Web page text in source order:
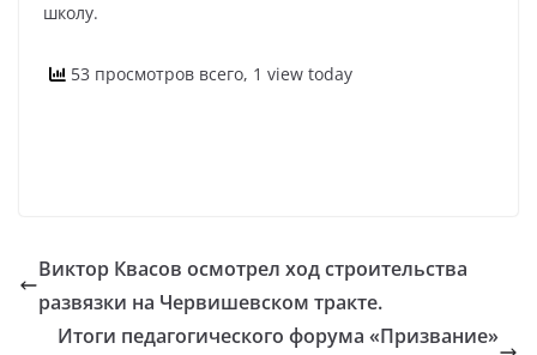
школу.
53 просмотров всего, 1 view today
Виктор Квасов осмотрел ход строительства
развязки на Червишевском тракте.
Итоги педагогического форума «Призвание»